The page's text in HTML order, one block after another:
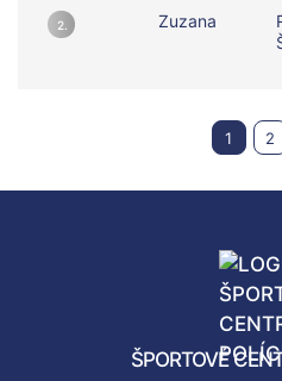
2. Zuzana
1 2
ŠPORTOVÉ